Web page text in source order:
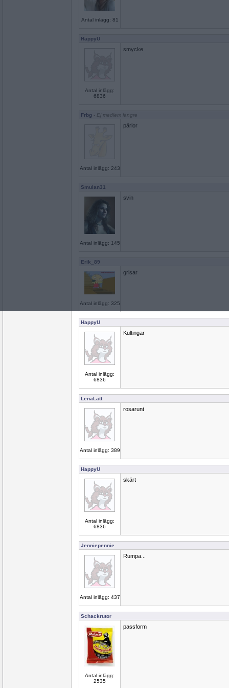
Antal inlägg: 81
HappyU
Antal inlägg:
6836
smycke
Frbg - Ej medlem längre
Antal inlägg: 243
pärlor
Smulan31
Antal inlägg: 145
svin
Erik_89
Antal inlägg: 325
grisar
HappyU
Antal inlägg:
6836
Kultingar
LenaLätt
Antal inlägg: 389
rosarunt
HappyU
Antal inlägg:
6836
skärt
Jenniepennie
Antal inlägg: 437
Rumpa...
Schackrutor
Antal inlägg:
2535
passform